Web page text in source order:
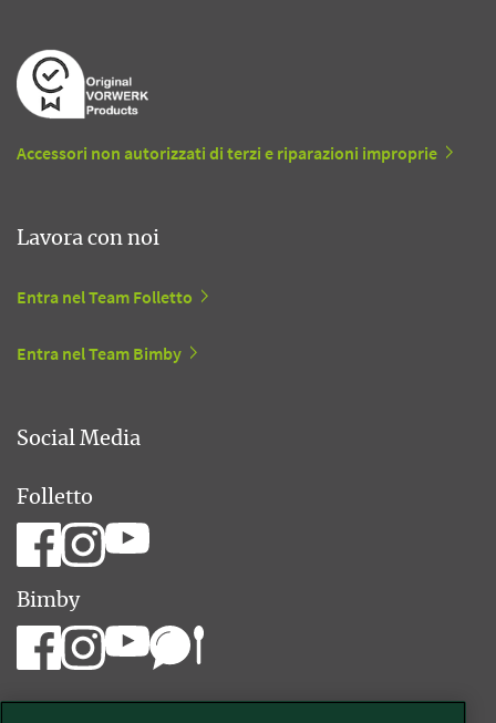
Accessori non autorizzati di terzi e riparazioni improprie
Lavora con noi
Entra nel Team Folletto
Entra nel Team Bimby
Social Media
Folletto
Bimby